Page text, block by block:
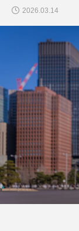
2026.03.14